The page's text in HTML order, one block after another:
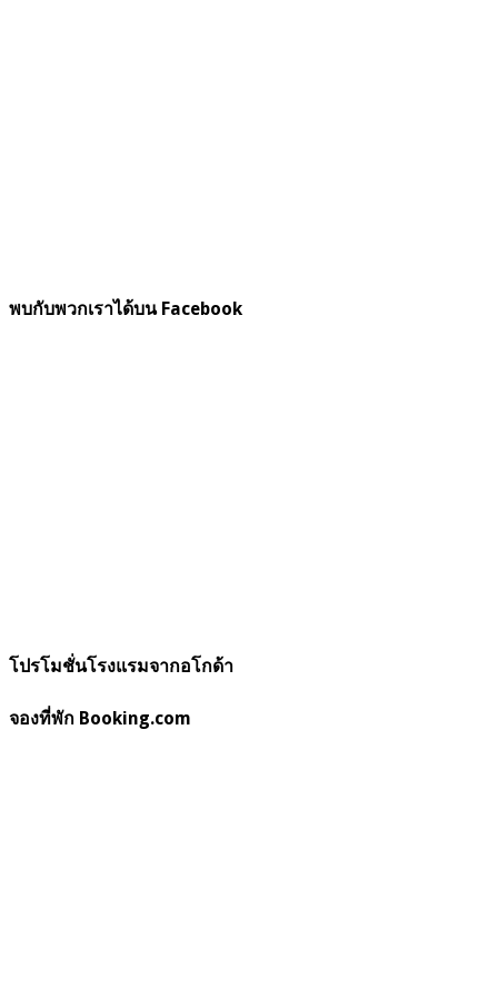
พบกับพวกเราได้บน Facebook
โปรโมชั่นโรงแรมจากอโกด้า
จองที่พัก Booking.com